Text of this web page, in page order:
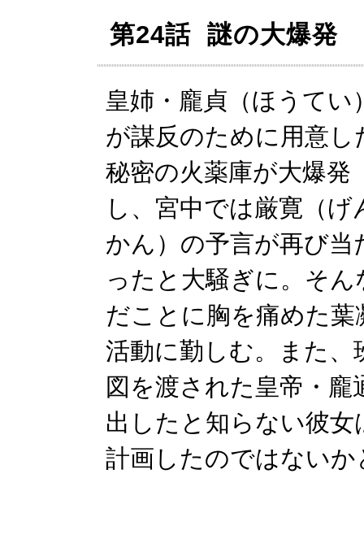
第24話 謎の大爆発
皇姉・龐貞（ほうてい
が謀反のために用意し
秘密の火薬庫が大爆発
し、宮中では厳寛（げ
かん）の予言が再び当
ったと大騒ぎに。そ
だことに胸を痛めた
活動に勤しむ。また
図を渡された皇帝・
出したと知らない彼
計画したのではない